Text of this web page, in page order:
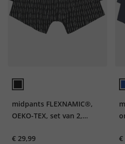
midpants FLEXNAMIC®,
OEKO-TEX, set van 2,
€ 29,99
€